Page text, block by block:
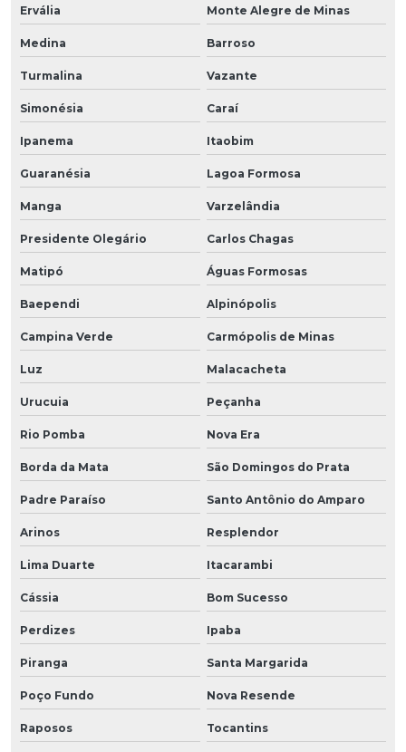
Ervália Monte Alegre de Minas
Medina Barroso
Turmalina Vazante
Simonésia Caraí
Ipanema Itaobim
Guaranésia Lagoa Formosa
Manga Varzelândia
Presidente Olegário Carlos Chagas
Matipó Águas Formosas
Baependi Alpinópolis
Campina Verde Carmópolis de Minas
Luz Malacacheta
Urucuia Peçanha
Rio Pomba Nova Era
Borda da Mata São Domingos do Prata
Padre Paraíso Santo Antônio do Amparo
Arinos Resplendor
Lima Duarte Itacarambi
Cássia Bom Sucesso
Perdizes Ipaba
Piranga Santa Margarida
Poço Fundo Nova Resende
Raposos Tocantins